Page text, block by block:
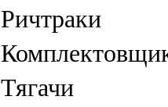
Ричтраки
Тягачи